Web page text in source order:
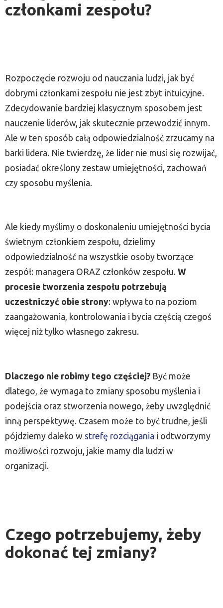
członkami zespołu?
Rozpoczęcie rozwoju od nauczania ludzi, jak być
dobrymi członkami zespołu nie jest zbyt intuicyjne.
Zdecydowanie bardziej klasycznym sposobem jest
nauczenie liderów, jak skutecznie przewodzić innym.
Ale w ten sposób całą odpowiedzialność zrzucamy na
barki lidera. Nie twierdzę, że lider nie musi się rozwijać,
posiadać określony zestaw umiejętności, zachowań
czy sposobu myślenia.
Ale kiedy myślimy o doskonaleniu umiejętności bycia
świetnym członkiem zespołu, dzielimy
odpowiedzialność na wszystkie osoby tworzące
zespół: managera ORAZ członków zespołu. W
procesie tworzenia zespołu potrzebują
uczestniczyć obie strony: wpływa to na poziom
zaangażowania, kontrolowania i bycia częścią czegoś
więcej niż tylko własnego zakresu.
Dlaczego nie robimy tego częściej? Być może
dlatego, że wymaga to zmiany sposobu myślenia i
podejścia oraz stworzenia nowego, żeby uwzględnić
inną perspektywę. Czasem może to być trudne, jeśli
pójdziemy daleko w strefę rozciągania i odtworzymy
możliwości rozwoju, jakie mamy dla ludzi w
organizacji.
Czego potrzebujemy, żeby
dokonać tej zmiany?